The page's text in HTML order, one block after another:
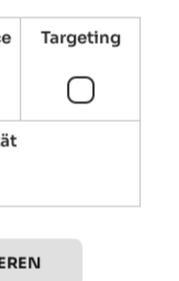
Badia, Abtei
Targeting